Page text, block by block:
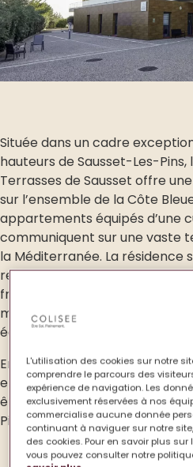
Située dans un cadre
hauteurs de Sausset-Les-Pins,
Terrasses de Sausset offre
sur l’ensemble de la Côte
appartements équipés d’une
communiquent sur une vaste
la Méditerranée. La résidence
restauration maison préparée
frais et de saison. À proximité
médicalisée, elle bénéficie de
équipe qui lui est dédiée.
Entre accompagnement et
ensemble de services vous
être au plus près de vos
Pins.
L'utilisation des cookies sur notre
comprendre le parcours des
expérience de navigation. Les
exclusivement réservées à nos
commercialise aucune donnée
continuant à naviguer sur notre
des cookies. Pour en savoir plus
vous pouvez consulter notre